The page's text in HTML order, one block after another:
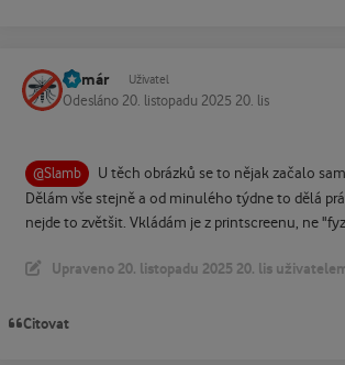
Komár Uživatel
Odesláno 20. listopadu 2025 20. lis
@Slamb
U těch obrázků se to nějak začalo
Dělám vše stejně a od minulého týdne to dělá
nejde to zvětšit. Vkládám je z printscreenu, ne
Upraveno 20. listopadu 2025 20. lis
Citovat